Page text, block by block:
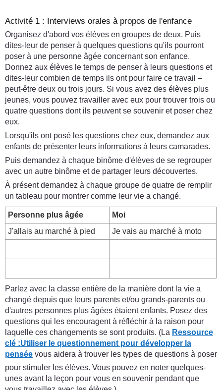
Activité 1 : Interviews orales à propos de l'enfance
Organisez d'abord vos élèves en groupes de deux. Puis
dites-leur de penser à quelques questions qu'ils pourront
poser à une personne âgée concernant son enfance.
Donnez aux élèves le temps de penser à leurs questions et
dites-leur combien de temps ils ont pour faire ce travail –
peut-être deux ou trois jours. Si vous avez des élèves plus
jeunes, vous pouvez travailler avec eux pour trouver trois ou
quatre questions dont ils peuvent se souvenir et poser chez
eux.
Lorsqu'ils ont posé les questions chez eux, demandez aux
enfants de présenter leurs informations à leurs camarades.
Puis demandez à chaque binôme d'élèves de se regrouper
avec un autre binôme et de partager leurs découvertes.
À présent demandez à chaque groupe de quatre de remplir
un tableau pour montrer comme leur vie a changé.
Personne plus âgée
Moi
J'allais au marché à pied
Je vais au marché à moto
Parlez avec la classe entière de la manière dont la vie a
changé depuis que leurs parents et/ou grands-parents ou
d'autres personnes plus âgées étaient enfants. Posez des
questions qui les encouragent à réfléchir à la raison pour
laquelle ces changements se sont produits. (La Ressource
clé :Utiliser le questionnement pour développer la
pensée vous aidera à trouver les types de questions à poser
pour stimuler les élèves. Vous pouvez en noter quelques-
unes avant la leçon pour vous en souvenir pendant que